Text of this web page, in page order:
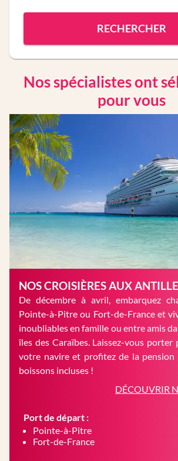
RECHERCHER
Nos spécialistes ont
pour vous
NOS CROISIÈRES AUX
De décembre à avril, embarquez
Pointe-à-Pitre ou Fort-de-France et
inoubliables en famille ou entre amis
îles des Caraïbes. Laissez-vous
votre navire et profitez de la pension
boissons incluses !
DÉCOUVRIR
Port de départ :
Pointe-à-Pitre
Fort-de-France